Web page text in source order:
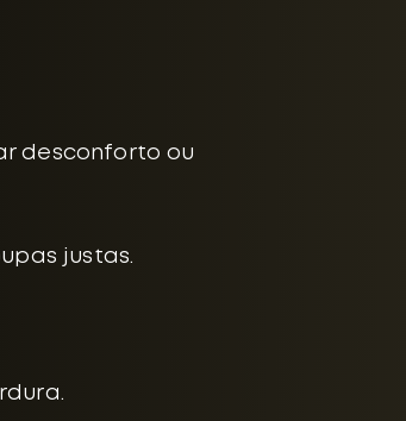
desconforto ou
justas.